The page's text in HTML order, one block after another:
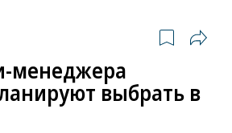
менеджера
выбрать в